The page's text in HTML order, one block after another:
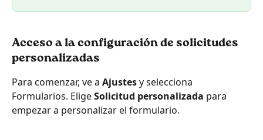
Acceso a la configuración de solicitudes
personalizadas
Para comenzar, ve a Ajustes y selecciona
Formularios. Elige Solicitud personalizada para
empezar a personalizar el formulario.